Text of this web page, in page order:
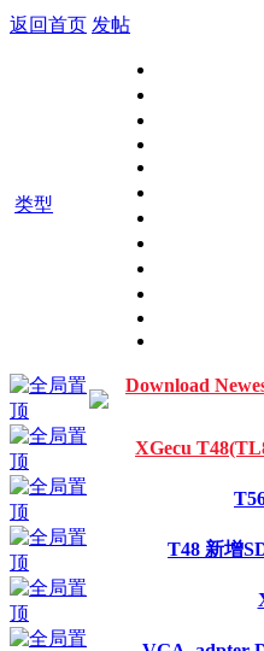
返回首页 发帖
类型
Download
XGecu
T48 新增